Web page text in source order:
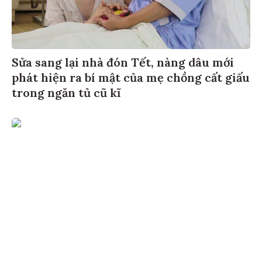
Sửa sang lại nhà đón Tết, nàng dâu mới
phát hiện ra bí mật của mẹ chồng cất giấu
trong ngăn tủ cũ kĩ